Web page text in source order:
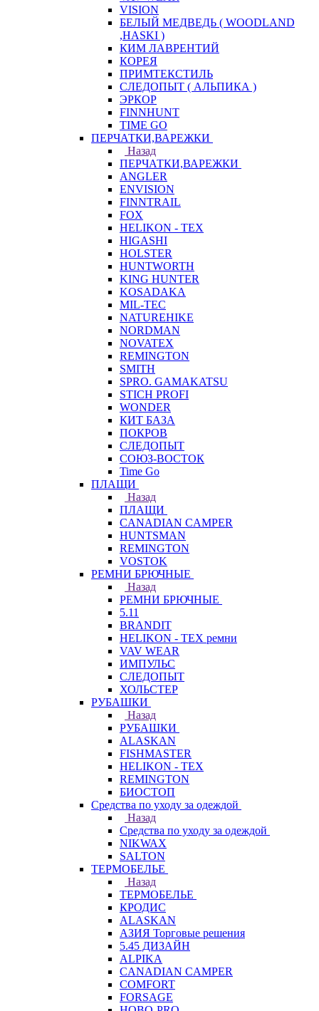
VISION
БЕЛЫЙ МЕДВЕДЬ ( WOODLAND
,HASKI )
КИМ ЛАВРЕНТИЙ
КОРЕЯ
ПРИМТЕКСТИЛЬ
СЛЕДОПЫТ ( АЛЬПИКА )
ЭРКОР
FINNHUNT
TIME GO
ПЕРЧАТКИ,ВАРЕЖКИ
Назад
ПЕРЧАТКИ,ВАРЕЖКИ
ANGLER
ENVISION
FINNTRAIL
FOX
HELIKON - TEX
HIGASHI
HOLSTER
HUNTWORTH
KING HUNTER
KOSADAKA
MIL-TEC
NATUREHIKE
NORDMAN
NOVATEX
REMINGTON
SMITH
SPRO. GAMAKATSU
STICH PROFI
WONDER
КИТ БАЗА
ПОКРОВ
СЛЕДОПЫТ
СОЮЗ-ВОСТОК
Time Go
ПЛАЩИ
Назад
ПЛАЩИ
CANADIAN CAMPER
HUNTSMAN
REMINGTON
VOSTOK
РЕМНИ БРЮЧНЫЕ
Назад
РЕМНИ БРЮЧНЫЕ
5.11
BRANDIT
HELIKON - TEX ремни
VAV WEAR
ИМПУЛЬС
СЛЕДОПЫТ
ХОЛЬСТЕР
РУБАШКИ
Назад
РУБАШКИ
ALASKAN
FISHMASTER
HELIKON - TEX
REMINGTON
БИОСТОП
Средства по уходу за одеждой
Назад
Средства по уходу за одеждой
NIKWAX
SALTON
ТЕРМОБЕЛЬЕ
Назад
ТЕРМОБЕЛЬЕ
КРОДИС
ALASKAN
АЗИЯ Торговые решения
5.45 ДИЗАЙН
ALPIKA
CANADIAN CAMPER
COMFORT
FORSAGE